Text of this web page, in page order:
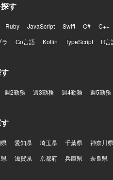
す
Ruby JavaScript Swift C# C++
Go言語 Kotlin TypeScript R言
週2勤務 週3勤務 週4勤務 週5勤務
愛知県 埼玉県 千葉県 神奈川県
滋賀県 京都府 兵庫県 奈良県